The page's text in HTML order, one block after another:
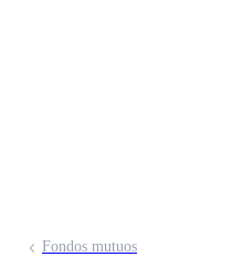
Fondos mutuos